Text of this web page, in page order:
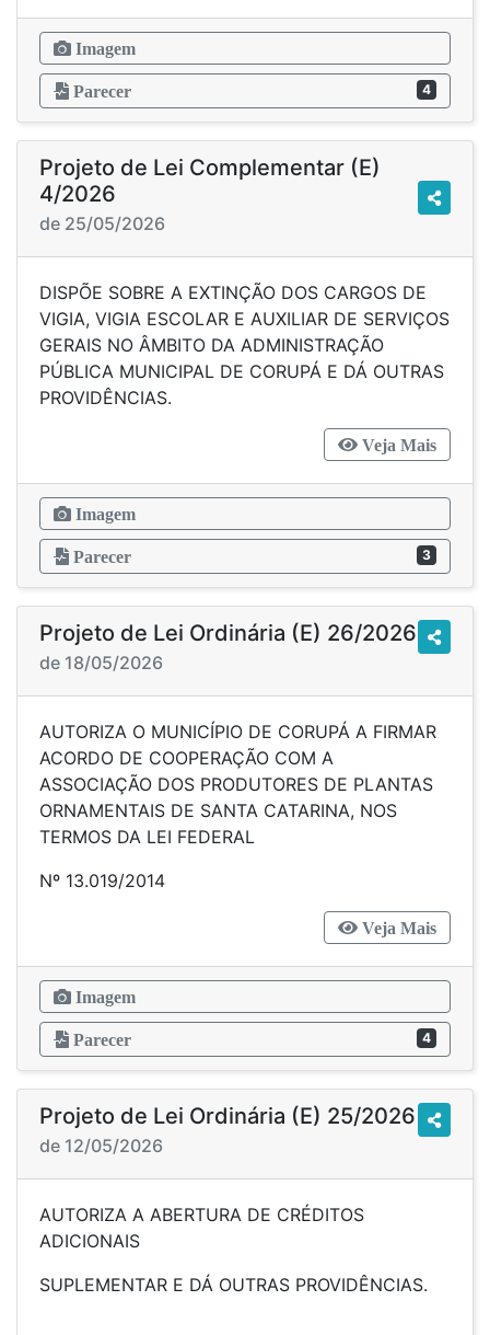
Imagem
Parecer 4
Projeto de Lei Complementar (E)
4/2026
de 25/05/2026
DISPÕE SOBRE A EXTINÇÃO DOS CARGOS DE
VIGIA, VIGIA ESCOLAR E AUXILIAR DE SERVIÇOS
GERAIS NO ÂMBITO DA ADMINISTRAÇÃO
PÚBLICA MUNICIPAL DE CORUPÁ E DÁ OUTRAS
PROVIDÊNCIAS.
Veja Mais
Imagem
Parecer 3
Projeto de Lei Ordinária (E) 26/2026
de 18/05/2026
AUTORIZA O MUNICÍPIO DE CORUPÁ A FIRMAR
ACORDO DE COOPERAÇÃO COM A
ASSOCIAÇÃO DOS PRODUTORES DE PLANTAS
ORNAMENTAIS DE SANTA CATARINA, NOS
TERMOS DA LEI FEDERAL
Nº 13.019/2014
Veja Mais
Imagem
Parecer 4
Projeto de Lei Ordinária (E) 25/2026
de 12/05/2026
AUTORIZA A ABERTURA DE CRÉDITOS
ADICIONAIS
SUPLEMENTAR E DÁ OUTRAS PROVIDÊNCIAS.